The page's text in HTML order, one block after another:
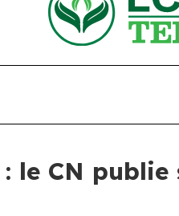
le CN